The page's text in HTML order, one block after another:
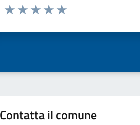
Valuta da 1 a 5 stelle la pagina
Contatta il comune